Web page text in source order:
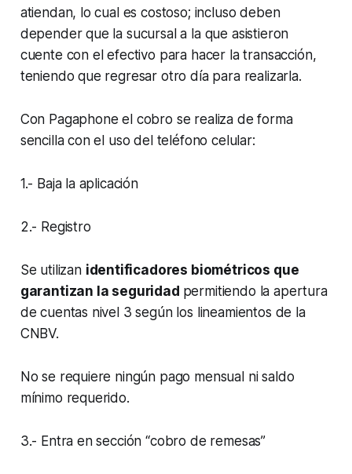
atiendan, lo cual es costoso; incluso deben
depender que la sucursal a la que asistieron
cuente con el efectivo para hacer la transacción,
teniendo que regresar otro día para realizarla.
Con Pagaphone el cobro se realiza de forma
sencilla con el uso del teléfono celular:
1.- Baja la aplicación
2.- Registro
Se utilizan identificadores biométricos que
garantizan la seguridad permitiendo la apertura
de cuentas nivel 3 según los lineamientos de la
CNBV.
No se requiere ningún pago mensual ni saldo
mínimo requerido.
3.- Entra en sección “cobro de remesas”